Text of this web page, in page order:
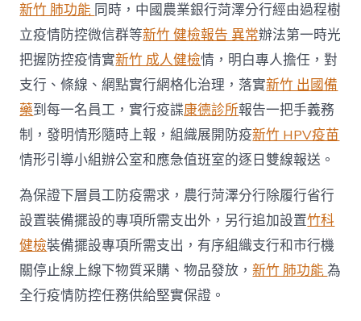
新竹 肺功能 同時，中國農業銀行菏澤分行經由過程樹
立疫情防控微信群等新竹 健檢報告 異常辦法第一時光
把握防控疫情實新竹 成人健檢情，明白專人擔任，對
支行、條線、網點實行網格化治理，落實新竹 出國備
藥到每一名員工，實行疫諜康德診所報告一把手義務
制，發明情形隨時上報，組織展開防疫新竹 HPV疫苗
情形引導小組辦公室和應急值班室的逐日雙線報送。
為保證下層員工防疫需求，農行菏澤分行除履行省行
設置裝備擺設的專項所需支出外，另行追加設置竹科
健檢裝備擺設專項所需支出，有序組織支行和市行機
關停止線上線下物質采購、物品發放，新竹 肺功能為
全行疫情防控任務供給堅實保證。